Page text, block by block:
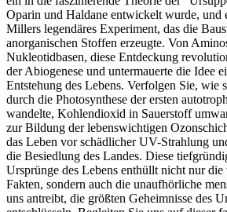
Oparin und Haldane entwickelt wurde, und
Millers legendäres Experiment, das die
anorganischen Stoffen erzeugte. Von
Nukleotidbasen, diese Entdeckung
der Abiogenese und untermauerte die Idee
Entstehung des Lebens. Verfolgen Sie, wie
durch die Photosynthese der ersten
wandelte, Kohlendioxid in Sauerstoff
zur Bildung der lebenswichtigen
das Leben vor schädlicher UV-Strahlung
die Besiedlung des Landes. Diese
Ursprünge des Lebens enthüllt nicht nur die
Fakten, sondern auch die unaufhörliche
uns antreibt, die größten Geheimnisse des